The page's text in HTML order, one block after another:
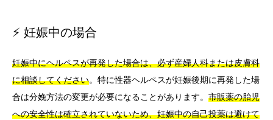
⚡ 妊娠中の場合
妊娠中にヘルペスが再発した場合は、必ず産婦人科または皮膚科
に相談してください。特に性器ヘルペスが妊娠後期に再発した場
合は分娩方法の変更が必要になることがあります。 市販薬の胎児
への安全性は確立されていないため、妊娠中の自己投薬は避けて